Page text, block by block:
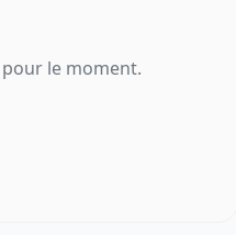
le moment.